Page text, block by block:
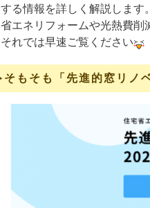
する情報を詳しく解説します。
省エネリフォームや光熱費削
それでは早速ご覧ください
そもそも「先進的窓リノ